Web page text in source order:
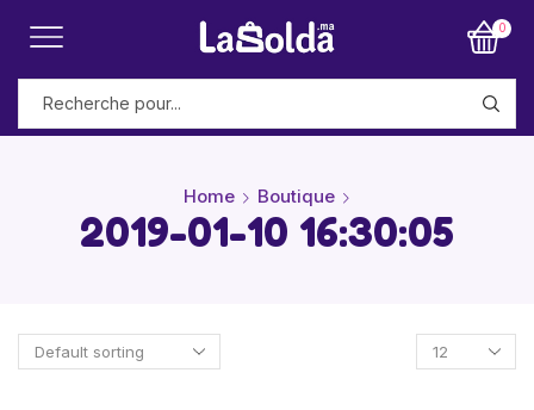
0
Home Boutique
2019-01-10 16:30:05